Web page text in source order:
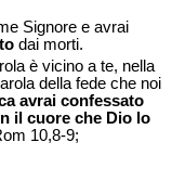
Signore e avrai
dai morti.
è vicino a te, nella
della fede che noi
avrai confessato
il cuore che Dio lo
10,8-9;